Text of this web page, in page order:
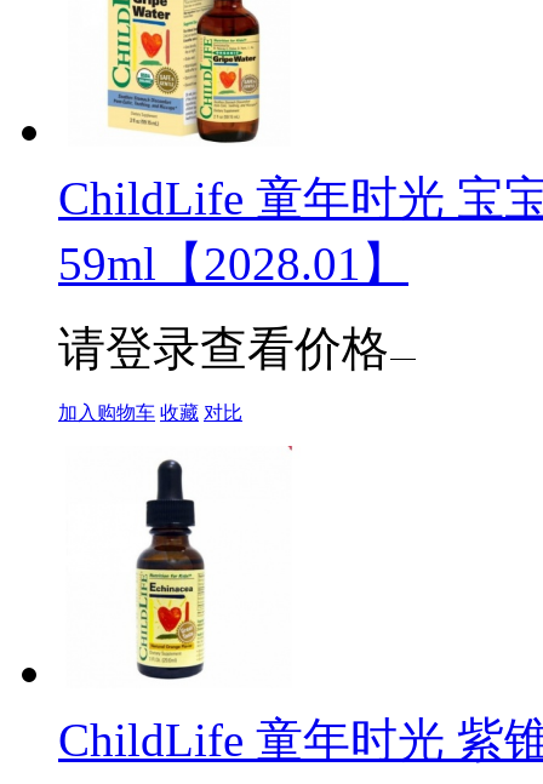
ChildLife 童年时光 宝
59ml【2028.01】
请登录查看价格
加入购物车 收藏 对比
ChildLife 童年时光 紫